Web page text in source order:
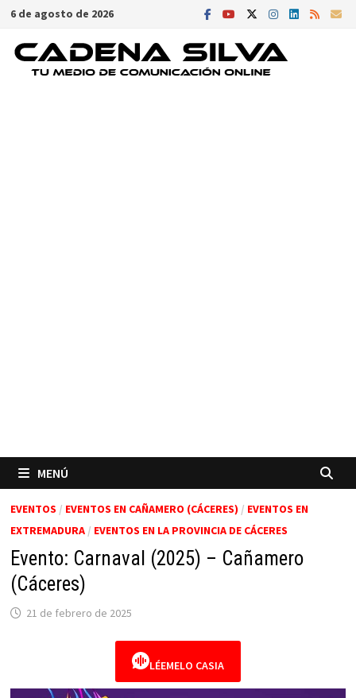
Saltar
contenido
6 de agosto de 2026
MENÚ
EVENTOS / EVENTOS EN CAÑAMERO (CÁCERES) / EVENTOS EN
EXTREMADURA/ EVENTOS EN LA PROVINCIA DE CÁCERES
Evento: Carnaval (2025) – Cañamero
(Cáceres)
21 de febrero de 2025
LÉEMELO CASIA